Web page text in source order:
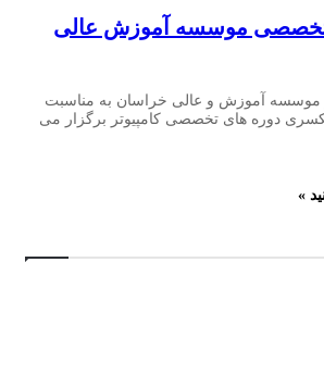
تخصصی موسسه آموزش عالی
موسسه آموزش و عالی خراسان به مناسبت
دوره های تخصصی کامپیوتر برگزار می
»